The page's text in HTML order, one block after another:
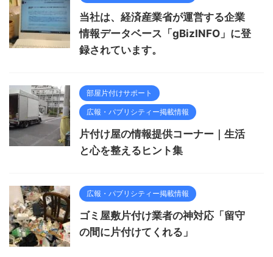
当社は、経済産業省が運営する企業
情報データベース「gBizINFO」に登
録されています。
部屋片付けサポート
広報・パブリシティー掲載情報
片付け屋の情報提供コーナー｜生活
と心を整えるヒント集
広報・パブリシティー掲載情報
ゴミ屋敷片付け業者の神対応「留守
の間に片付けてくれる」